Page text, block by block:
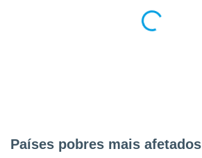
medir
Países pobres mais afetados